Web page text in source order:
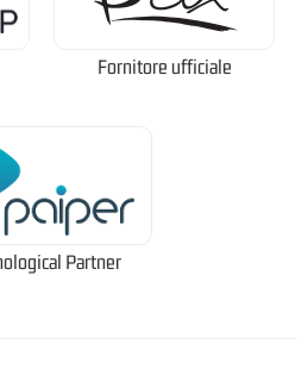
Fornitore ufficiale
Partner